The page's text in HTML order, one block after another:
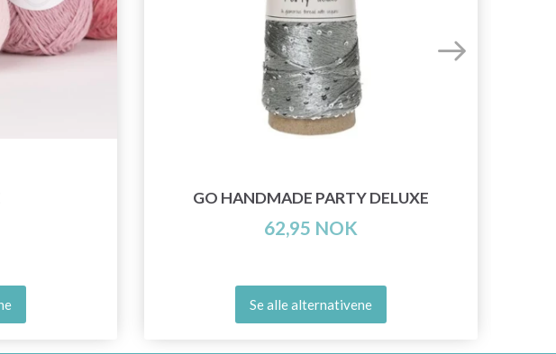
GO HANDMADE PARTY DELUXE
62,95 NOK
Se alle alternativene